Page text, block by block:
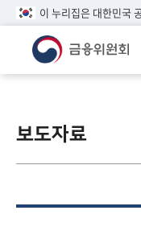
이 누리집은 대한민국
린
이알
보도자료